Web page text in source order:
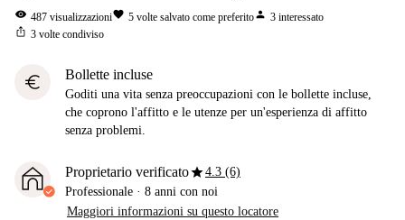
visibility 487 visualizzazionifavorite 5 volte salvato come preferitoperson 3 interessato
ios_share 3 volte condiviso
euro Bollette incluse
Goditi una vita senza preoccupazioni con le bollette incluse,
che coprono l'affitto e le utenze per un'esperienza di affitto
senza problemi.
Proprietario verificatostar4.3 (6)
Professionale · 8 anni con noi
Maggiori informazioni su questo locatore